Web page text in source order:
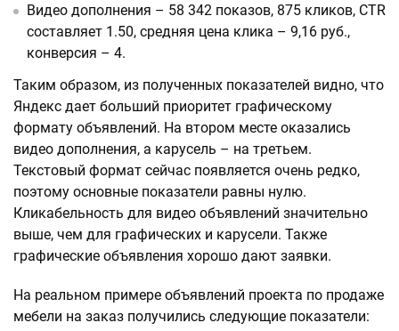
Видео дополнения – 58 342 показов, 875 кликов, CTR
составляет 1.50, средняя цена клика – 9,16 руб.,
конверсия – 4.
Таким образом, из полученных показателей видно, что
Яндекс дает больший приоритет графическому
формату объявлений. На втором месте оказались
видео дополнения, а карусель – на третьем.
Текстовый формат сейчас появляется очень редко,
поэтому основные показатели равны нулю.
Кликабельность для видео объявлений значительно
выше, чем для графических и карусели. Также
графические объявления хорошо дают заявки.
На реальном примере объявлений проекта по продаже
мебели на заказ получились следующие показатели: